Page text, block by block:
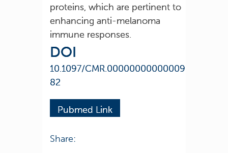
proteins, which are pertinent to
enhancing anti-melanoma
immune responses.
DOI
10.1097/CMR.00000000000009
82
Pubmed Link
Share: